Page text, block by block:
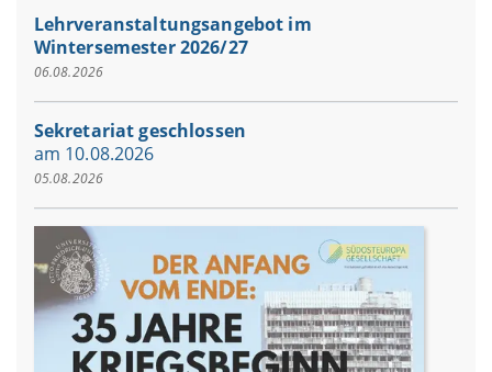
Lehrveranstaltungsangebot im
Wintersemester 2026/27
06.08.2026
Sekretariat geschlossen
am 10.08.2026
05.08.2026